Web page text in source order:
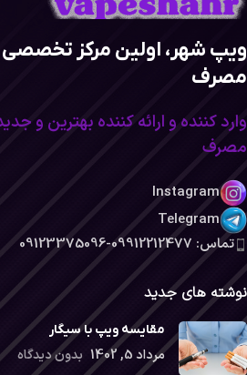
ویپ شهر، اولین مرکز تخصصی
مصرف
وارد کننده و ارائه کننده بهترین و
مصرف
Instagram
Telegram
تماس: 09912212477-09123375096
نوشته های جدید
مقایسه ویپ با سیگار
مرداد 5, 1402 بدون دیدگاه